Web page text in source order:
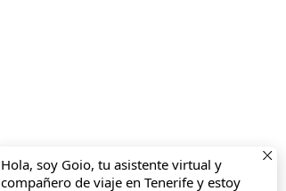
Hola, soy Goio, tu asistente virtual y
compañero de viaje en Tenerife y estoy